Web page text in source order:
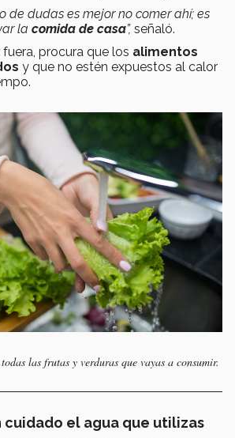
de dudas es mejor no comer ahí; es
la comida de casa”, señaló.
procura que los alimentos
y que no estén expuestos al calor
las frutas y verduras que vayas a consumir.
cuidado el agua que utilizas